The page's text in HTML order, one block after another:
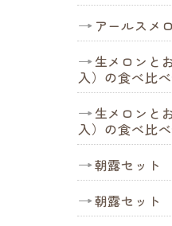
アールスメ
生メロンと
入）の食べ比
生メロンと
入）の食べ比
朝露セット
朝露セット